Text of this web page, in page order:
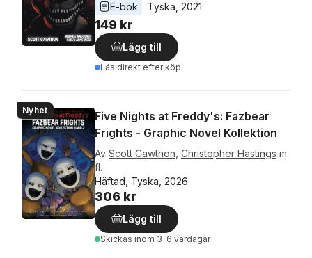
E-bok
Tyska 2021
149 kr
Lägg till
Läs direkt efter köp
Nyhet
Five Nights at Freddy's: Fazbear
Frights - Graphic Novel Kollektion
Av Scott Cawthon Christopher Hastings m.
fl.
Häftad, Tyska, 2026
306 kr
Lägg till
Skickas inom 3-6 vardagar